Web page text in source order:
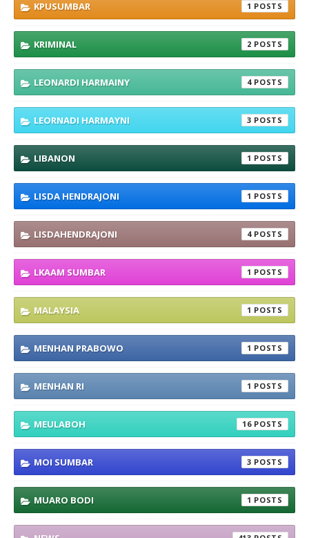
KPUSUMBAR 1
KRIMINAL 2
LEONARDI HARMAINY 4
LEORNADI HARMAYNI 3
LIBANON 1
LISDA HENDRAJONI 1
LISDAHENDRAJONI 4
LKAAM SUMBAR 1
MALAYSIA 1
MENHAN PRABOWO 1
MENHAN RI 1
MEULABOH 16
MOI SUMBAR 3
MUARO BODI 1